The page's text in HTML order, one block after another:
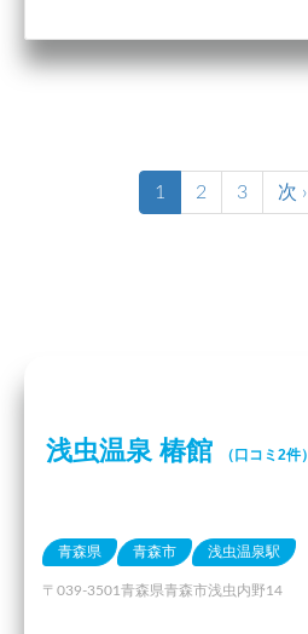
1 2 3 次 ›
浅虫温泉 椿館 （口コミ2件）
青森県 青森市 浅虫温泉駅
〒039-3501青森県青森市浅虫内野14